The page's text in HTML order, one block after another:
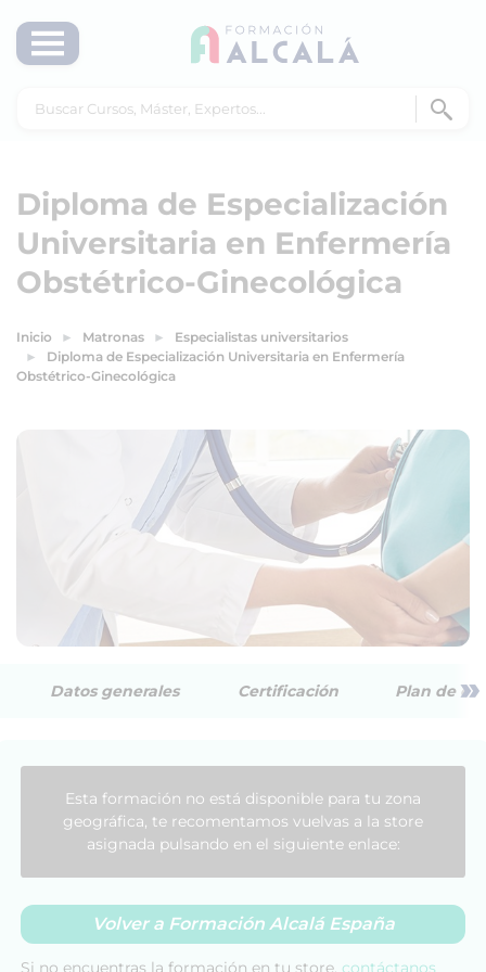
Diploma de Especialización
Universitaria en Enfermería
Obstétrico-Ginecológica
Inicio Matronas
Especialistas universitarios
Diploma de Especialización Universitaria en Enfermería
Obstétrico-Ginecológica
Datos generales Certificación Plan de »
Esta formación no está disponible para tu zona
geográfica, te recomentamos vuelvas a la store
asignada pulsando en el siguiente enlace:
Volver a Formación Alcalá España
Si no encuentras la formación en tu store, contáctanos